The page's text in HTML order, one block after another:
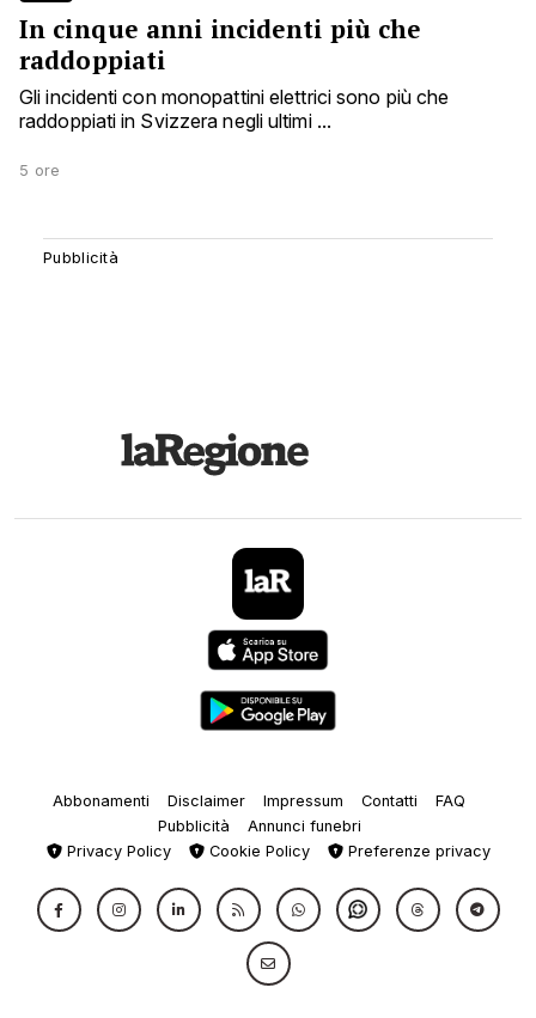
In cinque anni incidenti più che
raddoppiati
Gli incidenti con monopattini elettrici sono più che
raddoppiati in Svizzera negli ultimi ...
5 ore
Abbonamenti Disclaimer Impressum Contatti
FAQ
Pubblicità
Annunci funebri
Privacy Policy
Cookie Policy Preferenze privacy